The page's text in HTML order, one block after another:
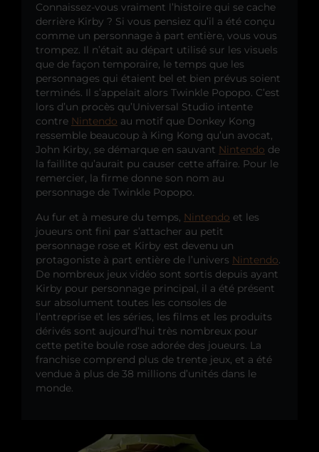
Connaissez-vous vraiment l’histoire qui se cache
derrière Kirby ? Si vous pensiez qu’il a été conçu
comme un personnage à part entière, vous vous
trompez. Il n’était au départ utilisé sur les visuels
que de façon temporaire, le temps que les
personnages qui étaient bel et bien prévus soient
terminés. Il s’appelait alors Twinkle Popopo. C’est
lors d’un procès qu’Universal Studio intente
contre Nintendo au motif que Donkey Kong
ressemble beaucoup à King Kong qu’un avocat,
John Kirby, se démarque en sauvant Nintendo de
la faillite qu’aurait pu causer cette affaire. Pour le
remercier, la firme donne son nom au
personnage de Twinkle Popopo.
Au fur et à mesure du temps, Nintendo et les
joueurs ont fini par s’attacher au petit
personnage rose et Kirby est devenu un
protagoniste à part entière de l’univers Nintendo.
De nombreux jeux vidéo sont sortis depuis ayant
Kirby pour personnage principal, il a été présent
sur absolument toutes les consoles de
l’entreprise et les séries, les films et les produits
dérivés sont aujourd’hui très nombreux pour
cette petite boule rose adorée des joueurs. La
franchise comprend plus de trente jeux, et a été
vendue à plus de 38 millions d’unités dans le
monde.